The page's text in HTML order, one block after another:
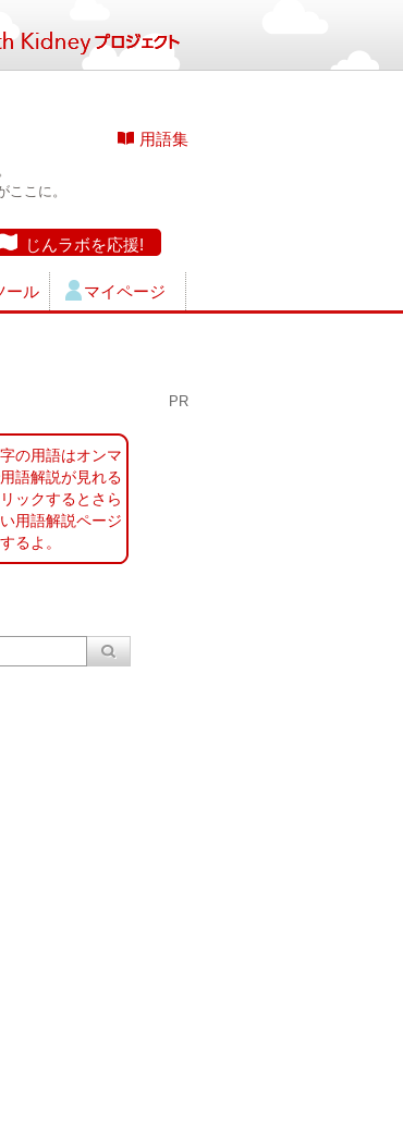
用語集
こに。
じんラボを応援!
ール マイページ
PR
の用語はオンマ
語解説が見れる
ックするとさら
用語解説ページ
るよ。